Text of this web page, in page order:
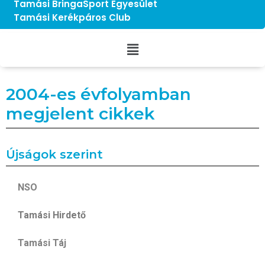
Tamási BringaSport Egyesület
Tamási Kerékpáros Club
2004-es évfolyamban
megjelent cikkek
Újságok szerint
NSO
Tamási Hirdető
Tamási Táj